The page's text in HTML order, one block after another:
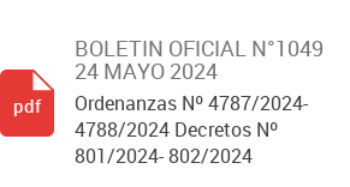
BOLETIN OFICIAL N°1049
24 MAYO 2024
Ordenanzas Nº 4787/2024-
4788/2024 Decretos Nº
801/2024- 802/2024
pdf